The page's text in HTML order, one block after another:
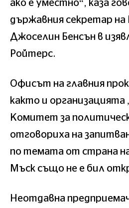
ако е уместно“, каза
държавния секретар на
Джоселин Бенсън в
Ройтерс.
Офисът на главния
както и организацията
Комитет за
отговориха на
по темата от страна
Мъск също не е бил
Неотдавна